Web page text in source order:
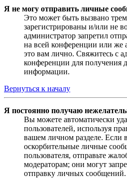
Я не могу отправить личные
Это может быть вызвано
зарегистрированы и/или не
администратор запретил
на всей конференции или же
это вам лично. Свяжитесь с
конференции для получения
информации.
Вернуться к началу
Я постоянно получаю
Вы можете автоматически
пользователей, используя
вашем личном разделе. Если
оскорбительные личные
пользователя, отправьте
модераторам; они могут
отправку личных сообщений.